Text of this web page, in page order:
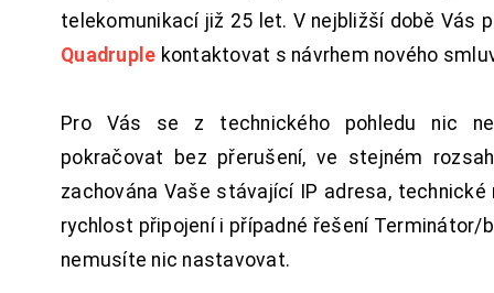
telekomunikací již 25 let. V nejbližší době Vás
Quadruple kontaktovat s návrhem nového
Pro Vás se z technického pohledu nic
pokračovat bez přerušení, ve stejném
zachována Vaše stávající IP adresa, technické
rychlost připojení i případné řešení Terminátor/
nemusíte nic nastavovat.